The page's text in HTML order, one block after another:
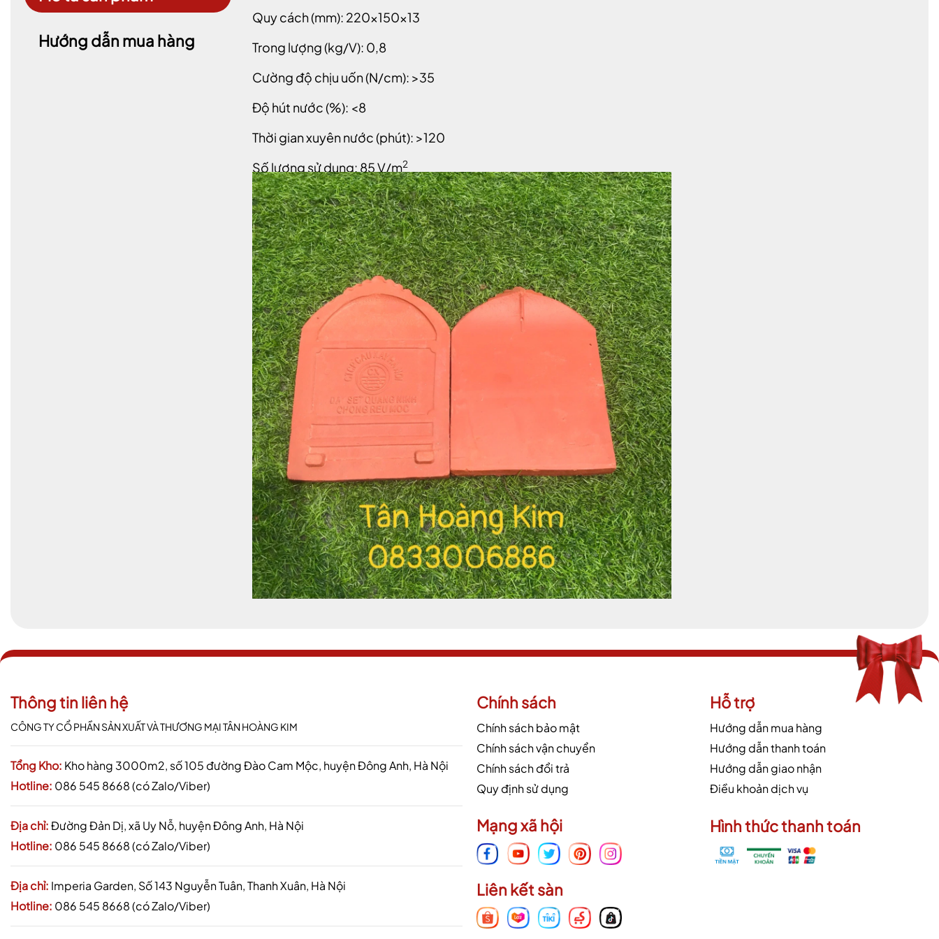
Hướng dẫn mua hàng
Quy cách (mm): 220x150x13
Trong lượng (kg/V): 0,8
Cường độ chịu uốn (N/cm): >35
Độ hút nước (%): <8
Thời gian xuyên nước (phút): >120
Số lượng sử dụng: 85 V/m2
Thông tin liên hệ
CÔNG TY CỔ PHẦN SẢN XUẤT VÀ THƯƠNG MẠI TÂN HOÀNG KIM
Tổng Kho: Kho hàng 3000m2, số 105 đường Đào Cam Mộc, huyện Đông Anh, Hà Nội
Hotline: 086 545 8668 (có Zalo/Viber)
Địa chỉ:Đường Đản Dị, xã Uy Nỗ, huyện Đông Anh, Hà Nội
Hotline: 086 545 8668 (có Zalo/Viber)
Địa chỉ: Imperia Garden, Số 143 Nguyễn Tuân, Thanh Xuân, Hà Nội
Hotline: 086 545 8668 (có Zalo/Viber)
Chính sách
Chính sách bảo mật
Chính sách vận chuyển
Chính sách đổi trả
Quy định sử dụng
Hỗ trợ
Hướng dẫn mua hàng
Hướng dẫn thanh toán
Hướng dẫn giao nhận
Điều khoản dịch vụ
Mạng xã hội
Liên kết sàn
Hình thức thanh toán